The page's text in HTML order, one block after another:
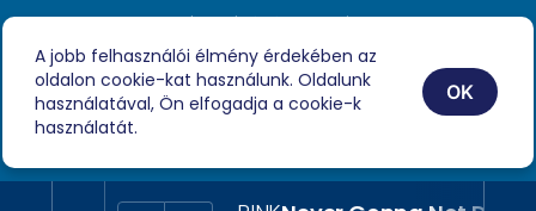
Hírlevél feliratkozás
Videóink
Podcast
Híreink
Impresszum
A jobb felhasználói élmény érdekében az
oldalon cookie-kat használunk. Oldalunk
használatával, Ön elfogadja a cookie-k
használatát.
OK